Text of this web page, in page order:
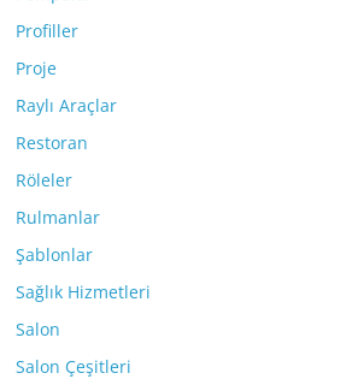
Profiller
Proje
Raylı Araçlar
Restoran
Röleler
Rulmanlar
Şablonlar
Sağlık Hizmetleri
Salon
Salon Çeşitleri